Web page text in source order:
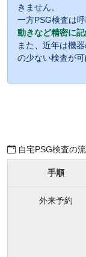
きません。
一方PSG検査は
動きなど精密に
また、近年は機
の少ない検査が可
自宅PSG検査の
手順
外来予約